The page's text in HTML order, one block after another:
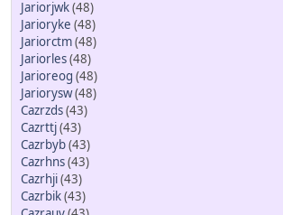
Jariorjwk(48)
Jarioryke (48)
Jariorctm(48)
Jariorles(48)
Jarioreog (48)
Jariorysw(48)
Cazrzds(43)
Cazrttj(43)
Cazrbyb(43)
Cazrhns(43)
Cazrhji(43)
Cazrbik(43)